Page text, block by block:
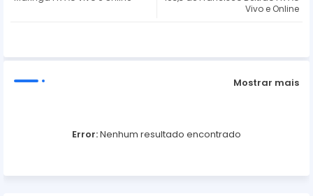
Vivo e Online
Mostrar mais
Error:Nenhum resultado encontrado